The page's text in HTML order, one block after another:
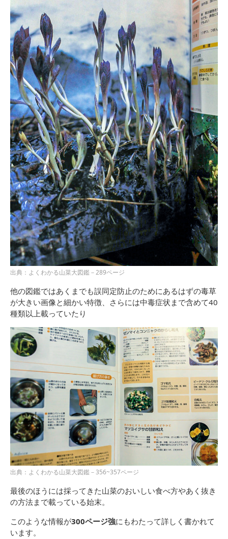
出典：よくわかる山菜大図鑑－289ページ
他の図鑑ではあくまでも誤同定防止のためにあるはずの毒草
が大きい画像と細かい特徴、さらには中毒症状まで含めて40
種類以上載っていたり
出典：よくわかる山菜大図鑑－356~357ページ
最後のほうには採ってきた山菜のおいしい食べ方やあく抜き
の方法まで載っている始末。
このような情報が300ページ強にもわたって詳しく書かれて
います。